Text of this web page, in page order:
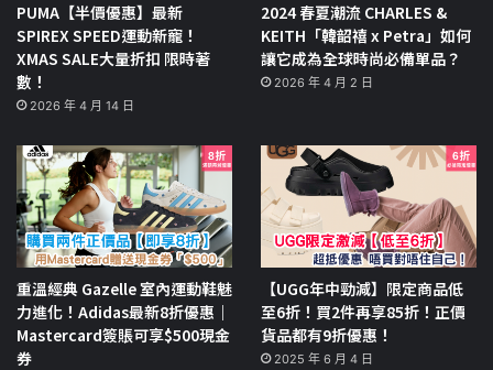
PUMA【半價優惠】最新
SPIREX SPEED運動新寵！
XMAS SALE大量折扣 限時著
數！
2026 年 4 月 14 日
2024 春夏潮流 CHARLES &
KEITH「韓韶禧 x Petra」如何
讓它成為全球時尚必備單品？
2026 年 4 月 2 日
重溫經典 Gazelle 室內運動鞋魅
力進化！Adidas最新8折優惠｜
Mastercard簽賬可享$500現金
券
【UGG年中勁減】限定商品低
至6折！買2件再享85折！正價
貨品都有9折優惠！
2025 年 6 月 4 日